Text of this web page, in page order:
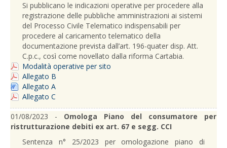
Si pubblicano le indicazioni operative per procedere alla
registrazione delle pubbliche amministrazioni ai sistemi
del Processo Civile Telematico indispensabili per
procedere al caricamento telematico della
documentazione prevista dall’art. 196-quater disp. Att.
C.p.c., così come novellato dalla riforma Cartabia.
Modalità operative per sito
Allegato B
Allegato A
Allegato C
01/08/2023 - Omologa Piano del consumatore per
ristrutturazione debiti ex art. 67 e segg. CCI
Sentenza n° 25/2023 per omologazione piano di